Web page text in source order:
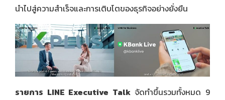
นำไปสู่ความสำเร็จและการเติบโตของธุรกิจอย่างยั่งยืน
รายการ LINE Executive Talkจัดทำขึ้นรวมทั้งหมด 9